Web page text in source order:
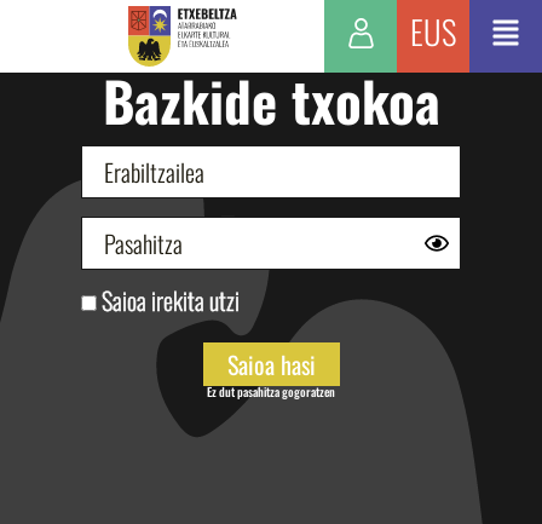
EUS
Bazkide txokoa
Saioa irekita utzi
Ez dut pasahitza gogoratzen